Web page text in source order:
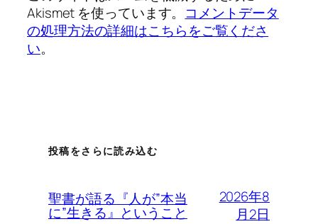
Akismet を使っています。 コメントデータ
の処理方法の詳細はこちらをご覧くださ
い。
投稿をさらに読み込む
聖書が語る『人が”本当
に”生きる』ということ
2026年8
月2日